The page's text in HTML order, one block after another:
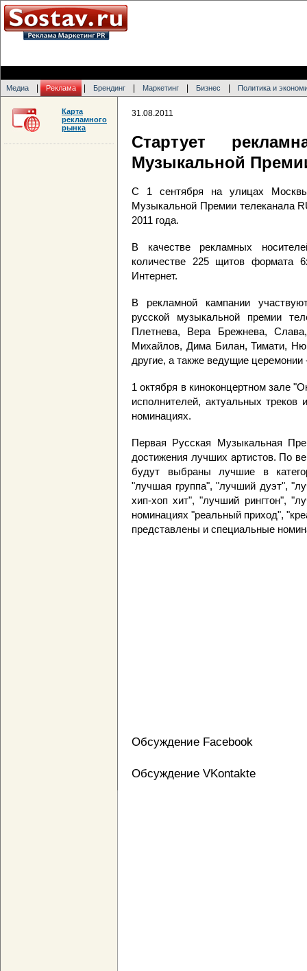
Медиа Реклама Брендинг Маркетинг Бизнес Политика и
31.08.2011
Стартует
Музыкальной
С 1 сентября на улицах Москвы
Музыкальной Премии телеканала
2011 года.
В качестве рекламных
количестве 225 щитов формата
Интернет.
В рекламной кампании
русской музыкальной премии
Плетнева, Вера Брежнева,
Михайлов, Дима Билан, Тимати,
другие, а также ведущие
1 октября в киноконцертном зале
исполнителей, актуальных треков
номинациях.
Первая Русская Музыкальная
достижения лучших артистов. По
будут выбраны лучшие в
"лучшая группа", "лучший дуэт",
хип-хоп хит", "лучший рингтон",
номинациях "реальный приход",
представлены и специальные
Обсуждение Facebook
Обсуждение VKontakte
Карта
рекламного
рынка